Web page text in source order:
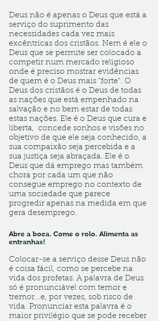
Deus não é apenas o Deus que está a
serviço do suprimento das
necessidades cada vez mais
excêntricas dos cristãos. Nem é ele o
Deus que se permite ser colocado a
competir num mercado religioso
onde é preciso mostrar evidências
de quem é o Deus mais "forte". O
Deus dos cristãos é o Deus de todas
as nações que está empenhado na
salvação e no bem estar de todas
estas nações. Ele é o Deus que cura e
liberta,  concede sonhos e visões no
objetivo de que ele seja conhecido, a
sua compaixão seja percebida e a
sua justiça seja abraçada. Ele é o
Deus que dá emprego mas também
chora por cada um que não
consegue emprego no contexto de
uma sociedade que parece
progredir apenas na medida em que
gera desemprego.
Abre a boca. Come o rolo. Alimenta as
entranhas!
Colocar-se a serviço desse Deus não
é coisa fácil, como se percebe na
vida dos profetas. A palavra de Deus
só é pronunciável com temor e
tremor...e, por vezes, sob risco de
vida. Pronunciar esta palavra é o
maior privilégio que se pode receber